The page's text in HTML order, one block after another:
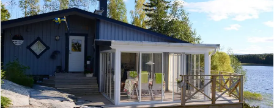
KATEGORIAT
Yleiskatsaus - Uutuuksia
Rakentamislupa
Asiakaspalvelu
KATEGORIAT
Yleiskatsaus - Asiakaspalvelu
Ota yhteyttä
Lasiterassiopas
Lasiterassit